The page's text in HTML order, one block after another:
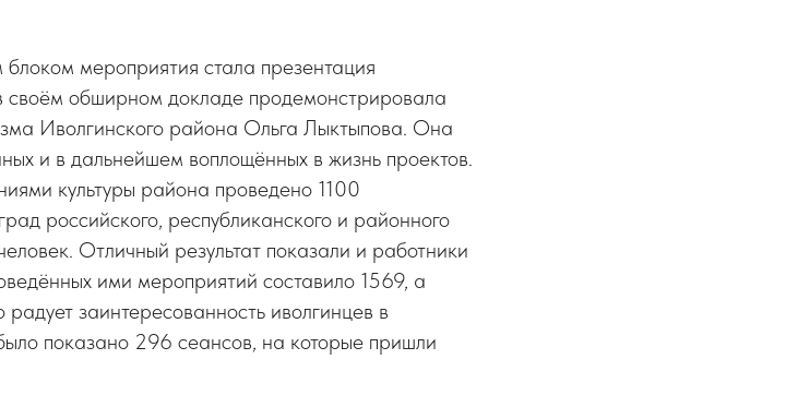
мероприятия стала презентация
обширном докладе продемонстрировала
Иволгинского района Ольга Лыктыпова. Она
и в дальнейшем воплощённых в жизнь проектов.
культуры района проведено 1100
российского, республиканского и районного
Отличный результат показали и работники
ими мероприятий составило 1569, а
заинтересованность иволгинцев в
показано 296 сеансов, на которые пришли